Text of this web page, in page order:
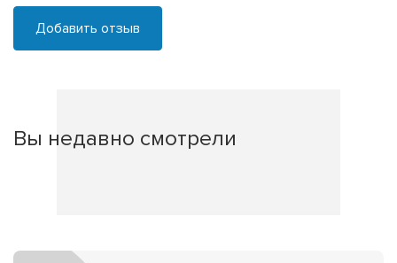
Добавить отзыв
Вы недавно смотрели